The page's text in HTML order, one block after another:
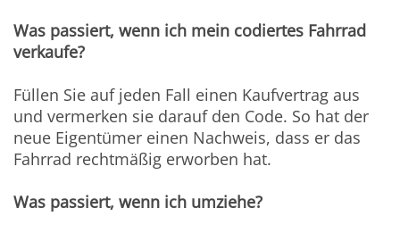
Was passiert, wenn ich mein codiertes Fahrrad
verkaufe?
Füllen Sie auf jeden Fall einen Kaufvertrag aus
und vermerken sie darauf den Code. So hat der
neue Eigentümer einen Nachweis, dass er das
Fahrrad rechtmäßig erworben hat.
Was passiert, wenn ich umziehe?